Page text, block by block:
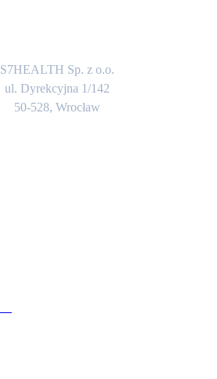
S7HEALTH Sp. z o.o.
ul. Dyrekcyjna 1/142
50-528, Wrocław